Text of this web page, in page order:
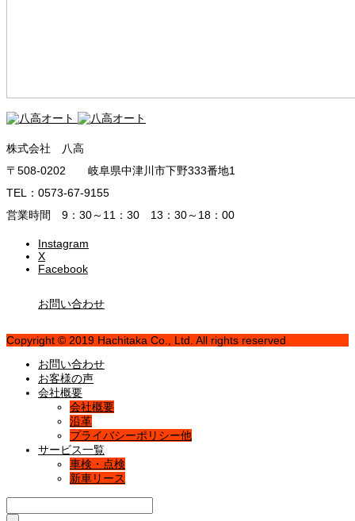
株式会社 八高
〒508-0202 岐阜県中津川市下野333番地1
TEL：0573-67-9155
営業時間 9：30～11：30 13：30～18：00
Instagram
X
Facebook
お問い合わせ
Copyright © 2019 Hachitaka Co., Ltd. All rights reserved
お問い合わせ
お客様の声
会社概要
会社概要
沿革
プライバシーポリシー他
サービス一覧
車検・点検
新車リース